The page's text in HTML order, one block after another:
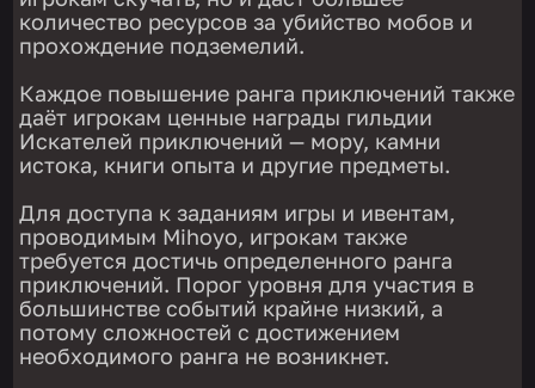
количество ресурсов за убийство мобов и
прохождение подземелий.
Каждое повышение ранга приключений также
даёт игрокам ценные награды гильдии
Искателей приключений — мору, камни
истока, книги опыта и другие предметы.
Для доступа к заданиям игры и ивентам,
проводимым Mihoyo, игрокам также
требуется достичь определенного ранга
приключений. Порог уровня для участия в
большинстве событий крайне низкий, а
потому сложностей с достижением
необходимого ранга не возникнет.